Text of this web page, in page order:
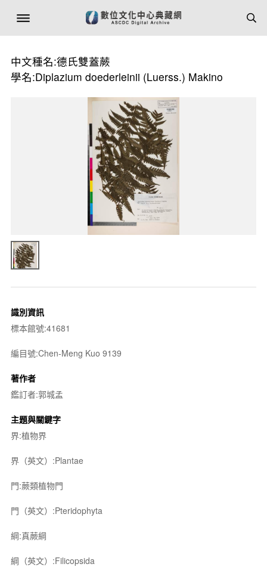
中文種名:德氏雙蓋蕨
學名:Diplazium doederleinii (Luerss.) Makino
識別資訊
標本館號:41681
編目號:Chen-Meng Kuo 9139
著作者
鑑訂者:郭城孟
主題與關鍵字
界:植物界
界（英文）:Plantae
門:蕨類植物門
門（英文）:Pteridophyta
綱:真蕨綱
綱（英文）:Filicopsida